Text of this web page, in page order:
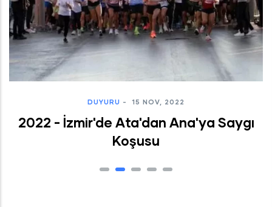
DUYURU - 15 NOV, 2022
2022 - İzmir'de Ata'dan Ana'ya Saygı
Koşusu